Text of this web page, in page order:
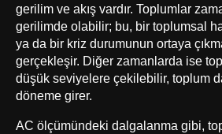
gerilim ve akış vardır. Toplumlar
gerilimde olabilir; bu, bir toplumsal
ya da bir kriz durumunun ortaya
gerçekleşir. Diğer zamanlarda ise
düşük seviyelere çekilebilir, toplum
döneme girer.
AC ölçümündeki dalgalanma gibi,